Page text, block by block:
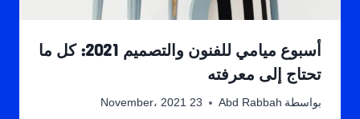
أسبوع ميامي للفنون والتصميم 2021: كل ما
تحتاج إلى معرفته
بواسطة Abd Rabbah 23 November، 2021